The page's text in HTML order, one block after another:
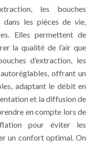
les bouches
dans les pièces de vie,
Elles permettent de
la qualité de l’air que
d’extraction, les
offrant un
adaptant le débit en
et la diffusion de
en compte lors de
pour éviter les
un confort optimal. On